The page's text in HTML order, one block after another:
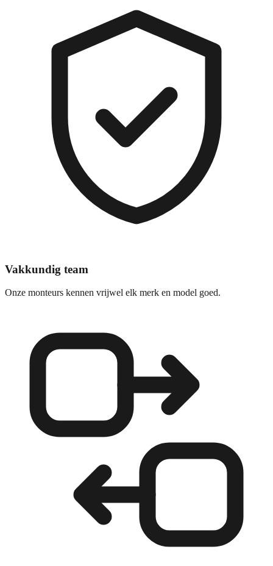
Vakkundig team
Onze monteurs kennen vrijwel elk merk en model goed.